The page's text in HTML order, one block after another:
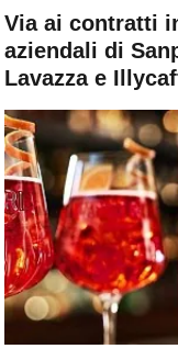
Via ai contratti
aziendali di
Lavazza e